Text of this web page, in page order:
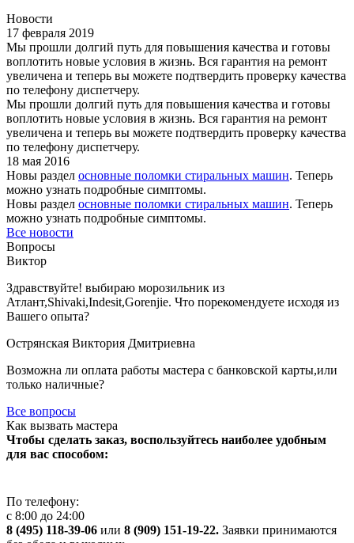
Новости
17 февраля 2019
Мы прошли долгий путь для повышения качества и готовы
воплотить новые условия в жизнь. Вся гарантия на ремонт
увеличена и теперь вы можете подтвердить проверку качества
по телефону диспетчеру.
Мы прошли долгий путь для повышения качества и готовы
воплотить новые условия в жизнь. Вся гарантия на ремонт
увеличена и теперь вы можете подтвердить проверку качества
по телефону диспетчеру.
18 мая 2016
Новы раздел основные поломки стиральных машин. Теперь
можно узнать подробные симптомы.
Новы раздел основные поломки стиральных машин. Теперь
можно узнать подробные симптомы.
Все новости
Вопросы
Виктор
Здравствуйте! выбираю морозильник из
Атлант,Shivaki,Indesit,Gorenjie. Что порекомендуете иcходя из
Вашего опыта?
Острянская Виктория Дмитриевна
Возможна ли оплата работы мастера с банковской карты,или
только наличные?
Все вопросы
Как вызвать мастера
Чтобы сделать заказ, воспользуйтесь наиболее удобным
для вас способом:
По телефону:
с 8:00 до 24:00
8 (495) 118-39-06 или 8 (909) 151-19-22. Заявки принимаются